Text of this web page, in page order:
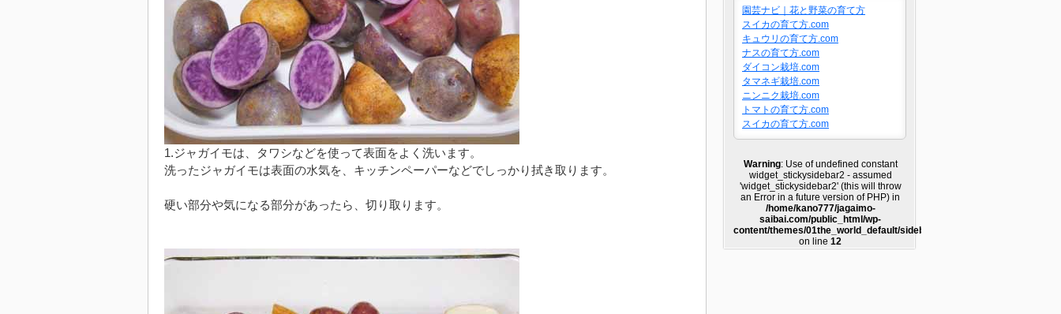
1.ジャガイモは、タワシなどを使って表面をよく洗います。
洗ったジャガイモは表面の水気を、キッチンペーパーなどでしっかり拭き取ります。
硬い部分や気になる部分があったら、切り取ります。
園芸ナビ｜花と野菜の育て方
スイカの育て方.com
キュウリの育て方.com
ナスの育て方.com
ダイコン栽培.com
タマネギ栽培.com
ニンニク栽培.com
トマトの育て方.com
スイカの育て方.com
Warning: Use of undefined constant
widget_stickysidebar2 - assumed
'widget_stickysidebar2' (this will throw
an Error in a future version of PHP) in
/home/kano777/jagaimo-
saibai.com/public_html/wp-
content/themes/01the_world_default/sidebar2.php
on line 12